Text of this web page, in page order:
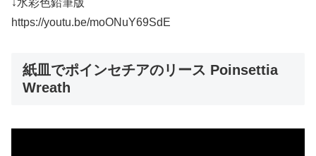
↓水彩色鉛筆版
https://youtu.be/moONuY69SdE
紙皿でポインセチアのリース Poinsettia
Wreath